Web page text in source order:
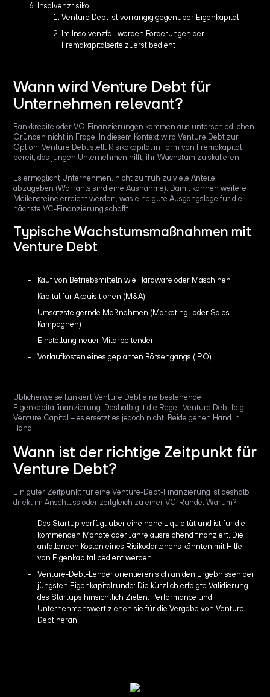
Insolvenzrisiko
Venture Debt ist vorrangig gegenüber Eigenkapital
Im Insolvenzfall werden Forderungen der
Fremdkapitalseite zuerst bedient
Wann wird Venture Debt für
Unternehmen relevant?
Bankkredite oder VC-Finanzierungen kommen aus unterschiedlichen
Gründen nicht in Frage. In diesem Kontext wird Venture Debt zur
Option. Venture Debt stellt Risikokapital in Form von Fremdkapital
bereit, das jungen Unternehmen hilft, ihr Wachstum zu skalieren.
Es ermöglicht Unternehmen, nicht zu früh zu viele Anteile
abzugeben (Warrants sind eine Ausnahme). Damit können weitere
Meilensteine erreicht werden, was eine gute Ausgangslage für die
nächste VC-Finanzierung schafft.
Typische Wachstumsmaßnahmen mit
Venture Debt
Kauf von Betriebsmitteln wie Hardware oder Maschinen
Kapital für Akquisitionen (M&A)
Umsatzsteigernde Maßnahmen (Marketing- oder Sales-
Kampagnen)
Einstellung neuer Mitarbeitender
Vorlaufkosten eines geplanten Börsengangs (IPO)
Üblicherweise flankiert Venture Debt eine bestehende
Eigenkapitalfinanzierung. Deshalb gilt die Regel: Venture Debt folgt
Venture Capital – es ersetzt es jedoch nicht. Beide gehen Hand in
Hand.
Wann ist der richtige Zeitpunkt für
Venture Debt?
Ein guter Zeitpunkt für eine Venture-Debt-Finanzierung ist deshalb
direkt im Anschluss oder zeitgleich zu einer VC-Runde. Warum?
Das Startup verfügt über eine hohe Liquidität und ist für die
kommenden Monate oder Jahre ausreichend finanziert. Die
anfallenden Kosten eines Risikodarlehens könnten mit Hilfe
von Eigenkapital bedient werden.
Venture-Debt-Lender orientieren sich an den Ergebnissen der
jüngsten Eigenkapitalrunde: Die kürzlich erfolgte Validierung
des Startups hinsichtlich Zielen, Performance und
Unternehmenswert ziehen sie für die Vergabe von Venture
Debt heran.